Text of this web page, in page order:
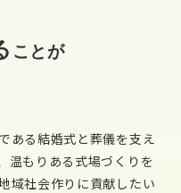
ことが
ある結婚式と葬儀を支え
温もりある式場づくりを
域社会作りに貢献したい